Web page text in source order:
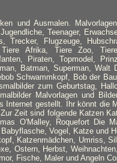
und Ausmalen.
Teenager,
Flugzeuge,
Afrika, Tiere Zoo,
Piraten, Topmodel,
Batman, Superman, Walt
Schwammkopf, Bob der
zum Geburtstag,
Malvorlagen und
gestellt. Ihr könnt die
Zeit sind folgende Katzen
O'Malley, Roquefort Die
Vogel, Katze und
Katzenmädchen, Umriss,
Ostern, Herbst,
Fische, Maler und Angeln